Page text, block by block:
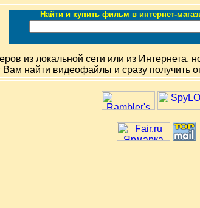
Найти и купить фильм в интернет-
из локальной сети или из Интернета,
найти видеофайлы и сразу получить